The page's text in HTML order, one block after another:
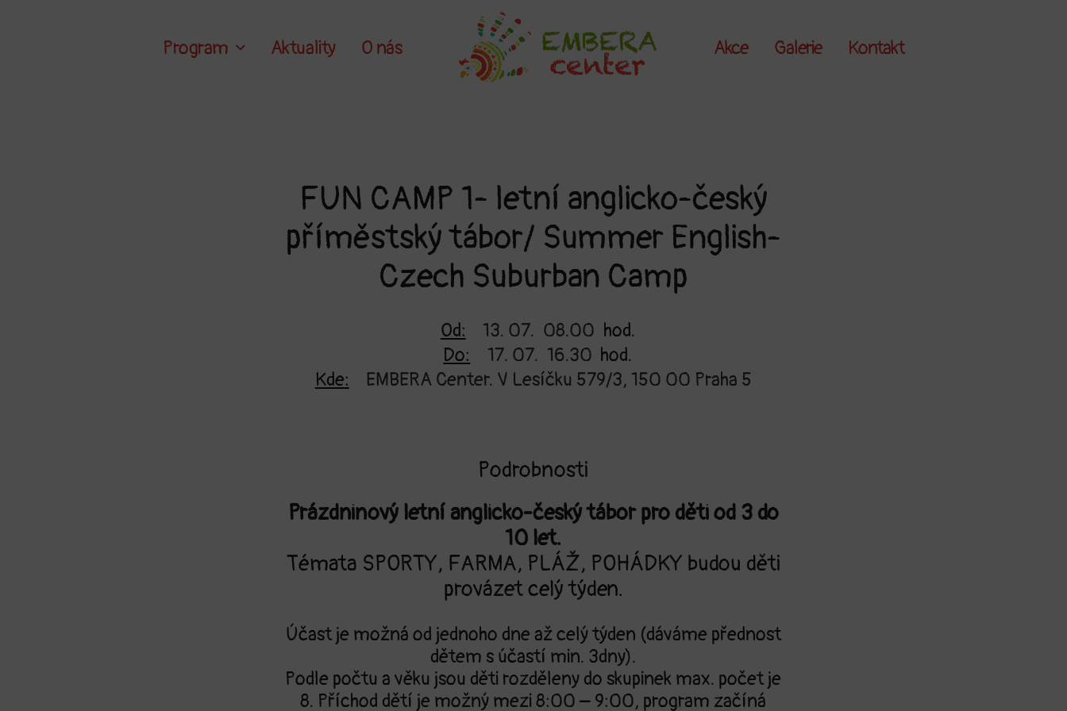
Program Aktuality O nás Akce Galerie Kontakt
FUN CAMP 1- letní anglicko-český
příměstský tábor/ Summer English-
Czech Suburban Camp
Od: 13. 07. 08.00 hod.
Do:
17. 07. 16.30 hod.
Kde:
EMBERA Center. V Lesíčku 579/3, 150 00 Praha 5
Podrobnosti
Prázdninový letní anglicko-český tábor pro děti od 3 do
10 let.
Témata SPORTY, FARMA, PLÁŽ, POHÁDKY budou děti
provázet celý týden.
Účast je možná od jednoho dne až celý týden (dáváme přednost
dětem s účastí min. 3dny).
Podle počtu a věku jsou děti rozděleny do skupinek max. počet je
8. Příchod dětí je možný mezi 8:00 – 9:00, program začíná